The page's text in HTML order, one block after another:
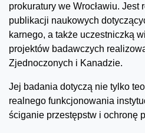
prokuratury we Wrocławiu. Jest
publikacji naukowych
karnego, a także uczestniczką
projektów badawczych
Zjednoczonych i Kanadzie.
Jej badania dotyczą nie tylko
realnego funkcjonowania
ściganie przestępstw i ochronę